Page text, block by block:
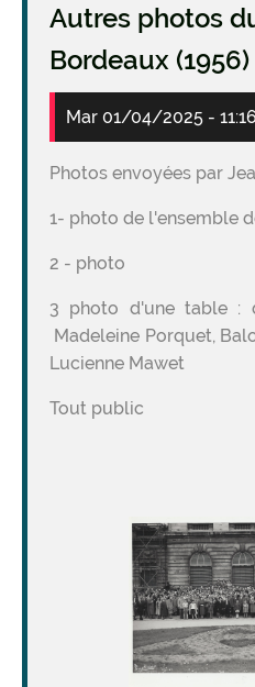
Autres photos
Bordeaux (1956)
Mar 01/04/2025 - 11:16
Photos envoyées par
1- photo de l'ensemble
2 - photo
3 photo d'une table :
Madeleine Porquet,
Lucienne Mawet
Tout public
Image